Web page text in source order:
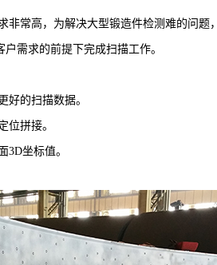
常高，为解决大型锻造件检测难的问题
需求的前提下完成扫描工作。
好的扫描数据。
位拼接。
3D坐标值。